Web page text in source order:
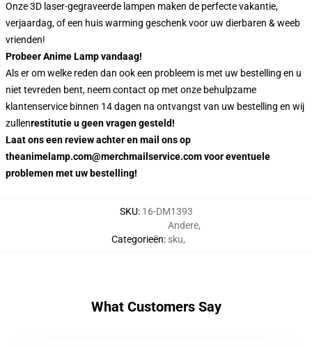
Onze 3D laser-gegraveerde lampen maken de perfecte vakantie,
verjaardag, of een huis warming geschenk voor uw dierbaren & weeb
vrienden!
Probeer Anime Lamp vandaag!
Als er om welke reden dan ook een probleem is met uw bestelling en u
niet tevreden bent, neem contact op met onze behulpzame
klantenservice binnen 14 dagen na ontvangst van uw bestelling en wij
zullenrestitutie u geen vragen gesteld!
Laat ons een review achter en mail ons op
theanimelamp.com@merchmailservice.com voor eventuele
problemen met uw bestelling!
SKU: 16-DM1393
Categorieën:
Andere,
sku,
What Customers Say